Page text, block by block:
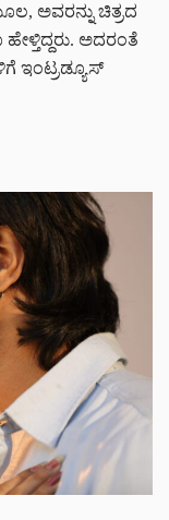
ಅವರನ್ನು ಚಿತ್ರದ
ಅದರಂತೆ
ಇಂಟ್ರಡ್ಯೂಸ್